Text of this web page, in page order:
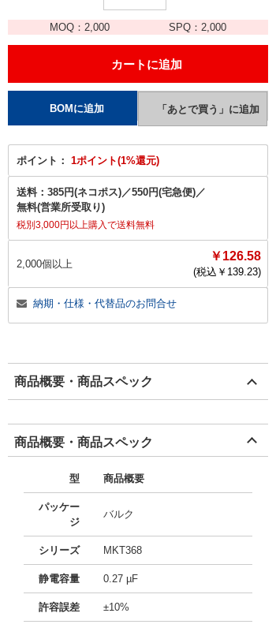
MOQ： 2,000 SPQ：2,000
ポイント： 1ポイント(1%還元)
送料： 385円(ネコポス)／550円(宅急便)／
無料(営業所受取り)
税別3,000円以上購入で送料無料
2,000個以上
￥126.58
(税込￥ 139.23)
納期・仕様・代替品のお問合せ
商品概要・商品スペック
商品概要・商品スペック
型 商品概要
パッケー
ジ
バルク
シリーズ MKT368
静電容量 0.27 µF
許容誤差 ±10%